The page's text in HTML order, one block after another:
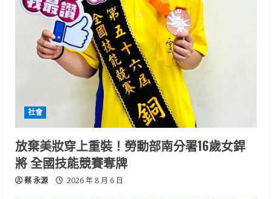
社會
放棄美妝穿上重裝！勞動部南分署16歲女銲
將 全國技能競賽奪牌
蔡 永源 2026 年 8 月 6 日